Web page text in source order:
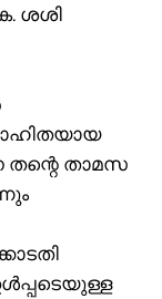
ശശി
തന്റെ താമസ